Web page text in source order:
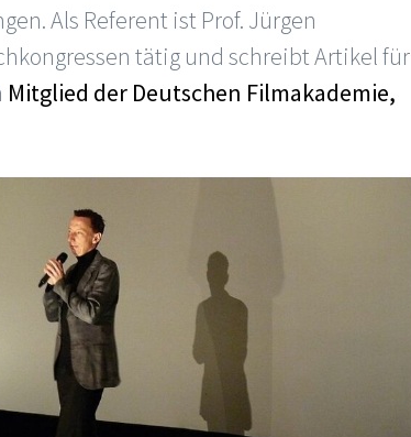
Als Referent ist Prof. Jürgen
tätig und schreibt Artikel für
Mitglied der Deutschen Filmakademie,